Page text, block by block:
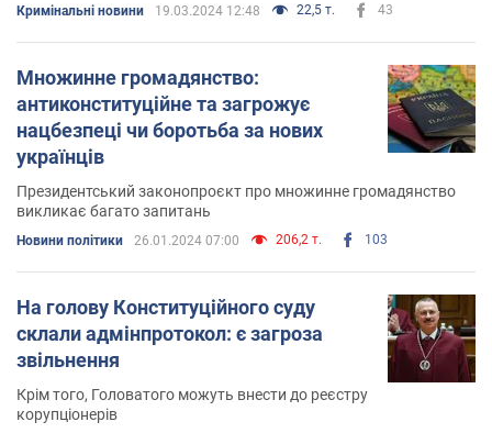
Кримінальні новини 19.03.2024 12:48 22,5 т. 43
Множинне громадянство:
антиконституційне та загрожує
нацбезпеці чи боротьба за нових
українців
Президентський законопроєкт про множинне громадянство
викликає багато запитань
Новини політики 26.01.2024 07:00 206,2 т. 103
На голову Конституційного суду
склали адмінпротокол: є загроза
звільнення
Крім того, Головатого можуть внести до реєстру
корупціонерів